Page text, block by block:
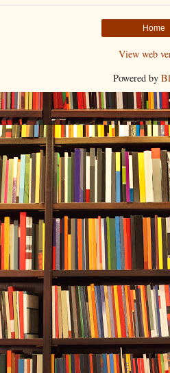
Home
View web
Powered by